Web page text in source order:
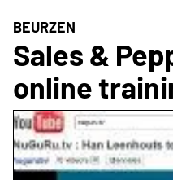
Contact
Over ons
Adverteren
Abonnementen
BEURZEN
Sales &
online